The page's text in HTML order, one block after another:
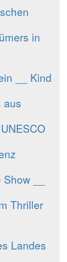
in
__ Kind
aus
__
Thriller
Landes